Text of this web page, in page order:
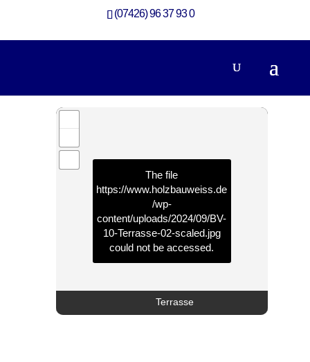
(07426) 96 37 93 0
Terrasse
The file
https://www.holzbauweiss.de
/wp-
content/uploads/2024/09/BV-
10-Terrasse-02-scaled.jpg
could not be accessed.